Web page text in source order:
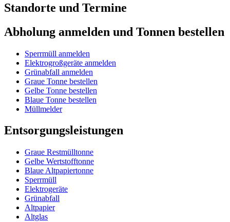
Standorte und Termine
Abholung anmelden und Tonnen bestellen
Sperrmüll anmelden
Elektrogroßgeräte anmelden
Grünabfall anmelden
Graue Tonne bestellen
Gelbe Tonne bestellen
Blaue Tonne bestellen
Müllmelder
Entsorgungsleistungen
Graue Restmülltonne
Gelbe Wertstofftonne
Blaue Altpapiertonne
Sperrmüll
Elektrogeräte
Grünabfall
Altpapier
Altglas